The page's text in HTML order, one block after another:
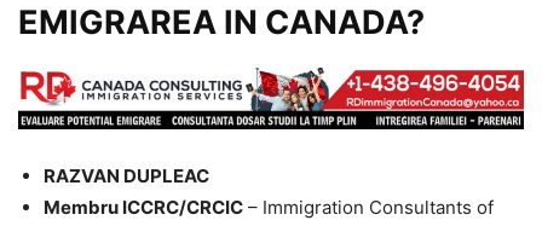
EMIGRAREA IN CANADA?
RAZVAN DUPLEAC
Membru ICCRC/CRCIC – Immigration Consultants of